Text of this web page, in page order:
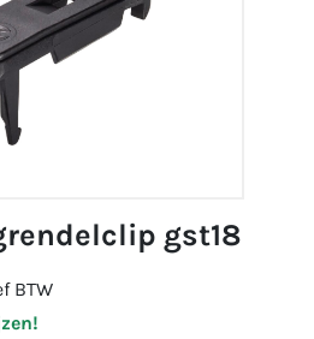
gst18
BTW